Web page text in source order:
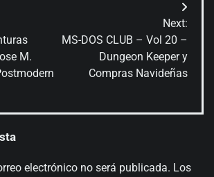
M.
Next:
MS-DOS CLUB – Vol 20 –
Dungeon Keeper y
Compras Navideñas
electrónico no será publicada. Los